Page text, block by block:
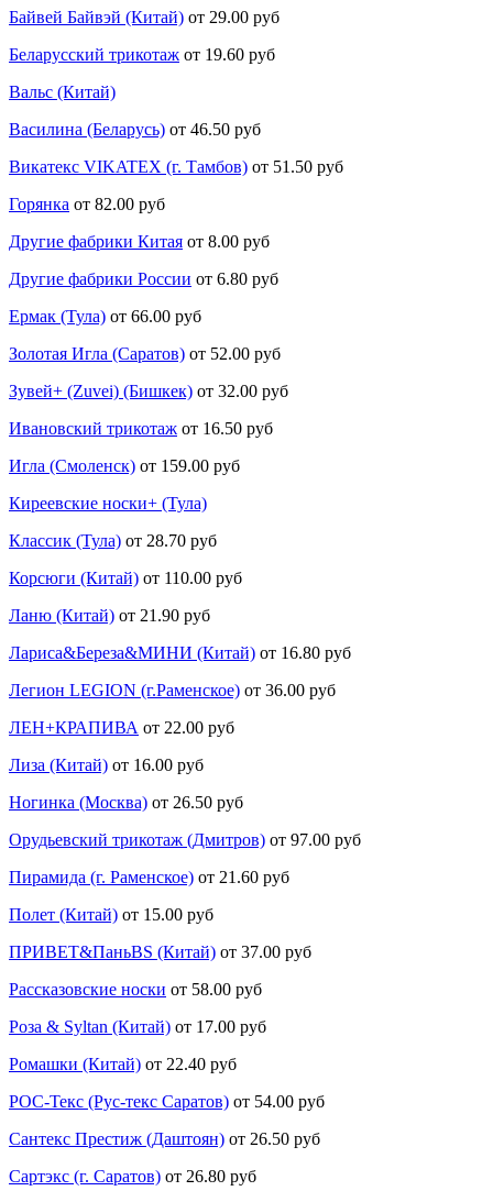
Байвей Байвэй (Китай) от 29.00 руб
Беларусский трикотаж от 19.60 руб
Вальс (Китай)
Василина (Беларусь) от 46.50 руб
Викатекс VIKATEX (г. Тамбов) от 51.50 руб
Горянка от 82.00 руб
Другие фабрики Китая от 8.00 руб
Другие фабрики России от 6.80 руб
Ермак (Тула) от 66.00 руб
Золотая Игла (Саратов) от 52.00 руб
Зувей+ (Zuvei) (Бишкек) от 32.00 руб
Ивановский трикотаж от 16.50 руб
Игла (Смоленск) от 159.00 руб
Киреевские носки+ (Тула)
Классик (Тула) от 28.70 руб
Корсюги (Китай) от 110.00 руб
Ланю (Китай) от 21.90 руб
Лариса&Береза&МИНИ (Китай) от 16.80 руб
Легион LEGION (г.Раменское) от 36.00 руб
ЛЕН+КРАПИВА от 22.00 руб
Лиза (Китай) от 16.00 руб
Ногинка (Москва) от 26.50 руб
Орудьевский трикотаж (Дмитров) от 97.00 руб
Пирамида (г. Раменское) от 21.60 руб
Полет (Китай) от 15.00 руб
ПРИВЕТ&ПаньBS (Китай) от 37.00 руб
Рассказовские носки от 58.00 руб
Роза & Syltan (Китай) от 17.00 руб
Ромашки (Китай) от 22.40 руб
РОС-Текс (Рус-текс Саратов) от 54.00 руб
Сантекс Престиж (Даштоян) от 26.50 руб
Сартэкс (г. Саратов) от 26.80 руб